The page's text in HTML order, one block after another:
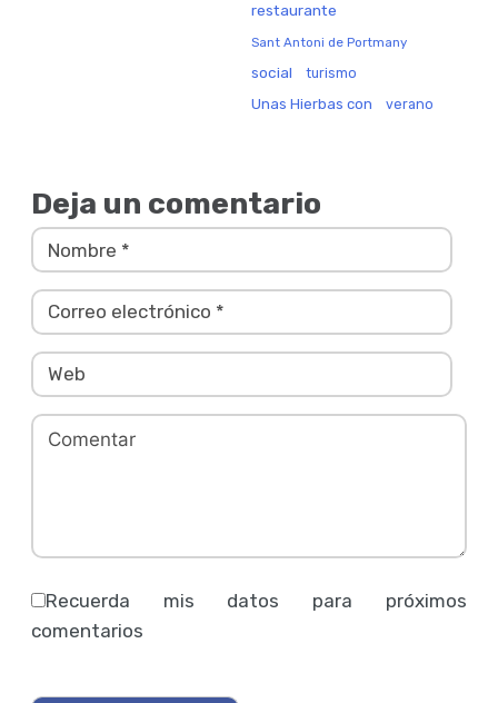
restaurante
Sant Antoni de Portmany
social turismo
Unas Hierbas con verano
Deja un comentario
Recuerda mis datos para próximos
comentarios